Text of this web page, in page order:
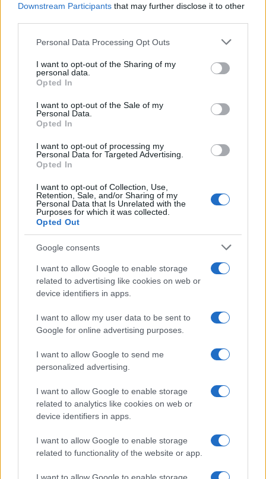
Downstream Participants that may further disclose it to other
Please note that this website/app uses one or more Google
not limited to your visit or usage behaviour. You may click to
grant or deny consent to Google and its third-party tags to
use your data for below specified purposes in below Google
consent section.
Personal Data Processing Opt Outs
I want to opt-out of the Sharing of my
personal data.
Opted In
I want to opt-out of the Sale of my
Personal Data.
Opted In
I want to opt-out of processing my
Personal Data for Targeted Advertising.
Opted In
I want to opt-out of Collection, Use,
Retention, Sale, and/or Sharing of my
Personal Data that Is Unrelated with the
Purposes for which it was collected.
Opted Out
Google consents
I want to allow Google to enable storage
related to advertising like cookies on web or
device identifiers in apps.
I want to allow my user data to be sent to
Google for online advertising purposes.
I want to allow Google to send me
personalized advertising.
I want to allow Google to enable storage
related to analytics like cookies on web or
device identifiers in apps.
I want to allow Google to enable storage
related to functionality of the website or app.
Medidas, iluminación y almacenamiento para una isla
de cocina funcional
Lucía Fernández · 3 Ago 2026
Trucos de cocina tradicionales para platos deliciosos
y rápidos
CONSEJOS DE COCINA